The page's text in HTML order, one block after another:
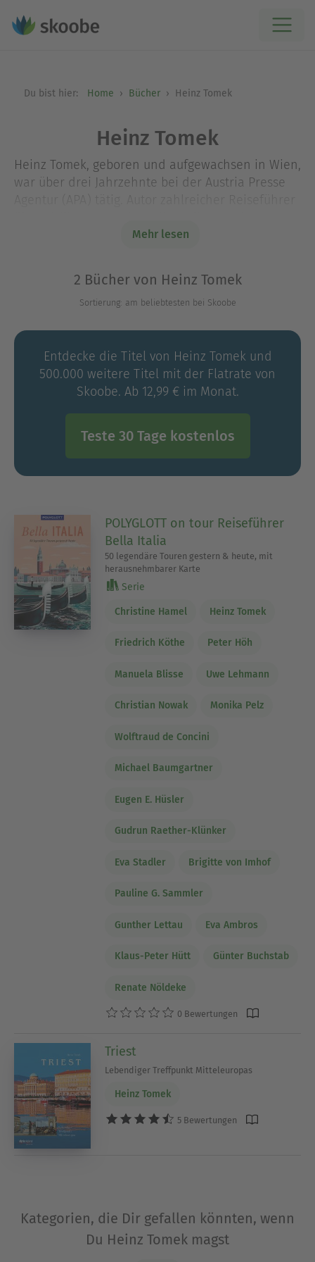
Du bist hier: Home Bücher Heinz Tomek
Heinz Tomek
Heinz Tomek, geboren und aufgewachsen in Wien,
war über drei Jahrzehnte bei der Austria Presse
Prag, Tschechien und Wien, meist gemeinsam mit
Italien-Fan, lebt er in Wien und auf Sizilien.
Mehr lesen
2 Bücher von Heinz Tomek
Sortierung: am beliebtesten bei Skoobe
Entdecke die Titel von Heinz Tomek und
500.000 weitere Titel mit der Flatrate von
Skoobe. Ab 12,99 € im Monat.
Teste 30 Tage kostenlos
POLYGLOTT on tour Reiseführer
Bella Italia
50 legendäre Touren gestern & heute, mit
herausnehmbarer Karte
Serie
Christine Hamel Heinz Tomek
Friedrich Köthe Peter Höh
Manuela Blisse Uwe Lehmann
Christian Nowak Monika Pelz
Wolftraud de Concini
Michael Baumgartner
Eugen E. Hüsler
Gudrun Raether-Klünker
Eva Stadler Brigitte von Imhof
Pauline G. Sammler
Gunther Lettau Eva Ambros
Klaus-Peter Hütt Günter Buchstab
Renate Nöldeke
0 Bewertungen
Triest
Lebendiger Treffpunkt Mitteleuropas
Heinz Tomek
5 Bewertungen
Kategorien, die Dir gefallen könnten, wenn
Du Heinz Tomek magst